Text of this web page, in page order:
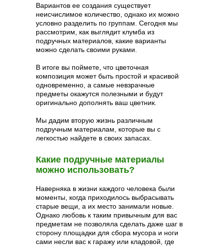
Вариантов ее создания существует
неисчислимое количество, однако их можно
условно разделить по группам. Сегодня мы
рассмотрим, как выглядит клумба из
подручных материалов, какие варианты
можно сделать своими руками.
В итоге вы поймете, что цветочная
композиция может быть простой и красивой
одновременно, а самые невзрачные
предметы окажутся полезными и будут
оригинально дополнять ваш цветник.
Мы дадим вторую жизнь различным
подручным материалам, которые вы с
легкостью найдете в своих запасах.
Какие подручные материалы
можно использовать?
Наверняка в жизни каждого человека были
моменты, когда приходилось выбрасывать
старые вещи, а их место занимали новые.
Однако любовь к таким привычным для вас
предметам не позволяла сделать даже шаг в
сторону площадки для сбора мусора и ноги
сами несли вас к гаражу или кладовой, где